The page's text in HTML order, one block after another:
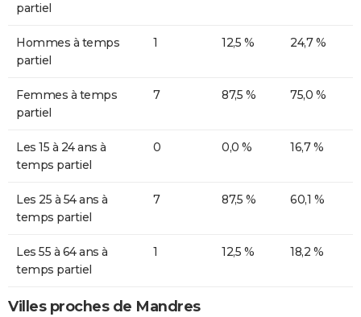
partiel
Hommes à temps
partiel
1 12,5 % 24,7 %
Femmes à temps
partiel
7 87,5 % 75,0 %
Les 15 à 24 ans à
temps partiel
0 0,0 % 16,7 %
Les 25 à 54 ans à
temps partiel
7 87,5 % 60,1 %
Les 55 à 64 ans à
temps partiel
1 12,5 % 18,2 %
Villes proches de Mandres